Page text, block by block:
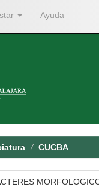
Ayuda
CUCBA